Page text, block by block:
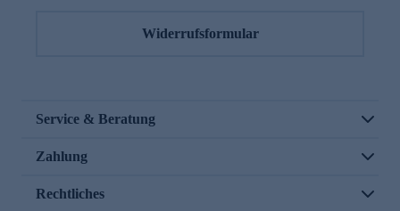
Widerrufsformular
Service & Beratung
Zahlung
Rechtliches